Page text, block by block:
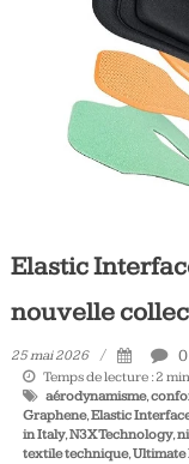
actualité
Elastic
nouvelle
25 mai 2026
Temps de lecture :2
aérodynamisme,
Graphene,Elastic
in Italy,N3X Technology,
textile technique,Ultimate